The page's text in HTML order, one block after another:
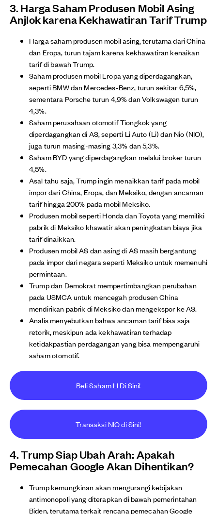
3. Harga Saham Produsen Mobil Asing
Anjlok karena Kekhawatiran Tarif Trump
Harga saham produsen mobil asing, terutama dari China
dan Eropa, turun tajam karena kekhawatiran kenaikan
tarif di bawah Trump.
Saham produsen mobil Eropa yang diperdagangkan,
seperti BMW dan Mercedes-Benz, turun sekitar 6,5%,
sementara Porsche turun 4,9% dan Volkswagen turun
4,3%.
Saham perusahaan otomotif Tiongkok yang
diperdagangkan di AS, seperti Li Auto (Li) dan Nio (NIO),
juga turun masing-masing 3,3% dan 5,3%.
Saham BYD yang diperdagangkan melalui broker turun
4,5%.
Asal tahu saja, Trump ingin menaikkan tarif pada mobil
impor dari China, Eropa, dan Meksiko, dengan ancaman
tarif hingga 200% pada mobil Meksiko.
Produsen mobil seperti Honda dan Toyota yang memiliki
pabrik di Meksiko khawatir akan peningkatan biaya jika
tarif dinaikkan.
Produsen mobil AS dan asing di AS masih bergantung
pada impor dari negara seperti Meksiko untuk memenuhi
permintaan.
Trump dan Demokrat mempertimbangkan perubahan
pada USMCA untuk mencegah produsen China
mendirikan pabrik di Meksiko dan mengekspor ke AS.
Analis menyebutkan bahwa ancaman tarif bisa saja
retorik, meskipun ada kekhawatiran terhadap
ketidakpastian perdagangan yang bisa mempengaruhi
saham otomotif.
Beli Saham LI Di Sini!
Transaksi NIO di Sini!
4. Trump Siap Ubah Arah: Apakah
Pemecahan Google Akan Dihentikan?
Trump kemungkinan akan mengurangi kebijakan
antimonopoli yang diterapkan di bawah pemerintahan
Biden, terutama terkait rencana pemecahan Google